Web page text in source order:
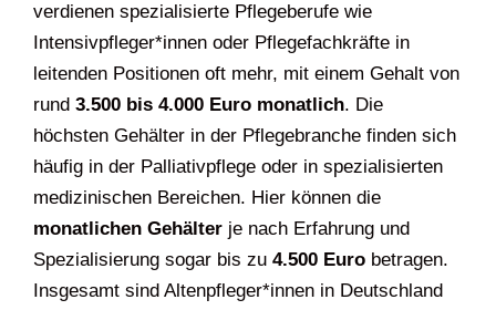
verdienen spezialisierte Pflegeberufe wie
Intensivpfleger*innen oder Pflegefachkräfte in
leitenden Positionen oft mehr, mit einem Gehalt von
rund 3.500 bis 4.000 Euro monatlich. Die
höchsten Gehälter in der Pflegebranche finden sich
häufig in der Palliativpflege oder in spezialisierten
medizinischen Bereichen. Hier können die
monatlichen Gehälter je nach Erfahrung und
Spezialisierung sogar bis zu 4.500 Euro betragen.
Insgesamt sind Altenpfleger*innen in Deutschland